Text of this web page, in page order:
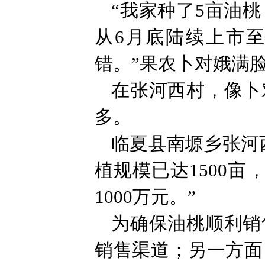
“我家种了5亩油
从6月底陆续上市
错。”果农卜对娥满
在张河西村，像
多。
临夏县南塬乡张
植规模已达1500亩
1000万元。”
为确保油桃顺利
销售渠道；另一方